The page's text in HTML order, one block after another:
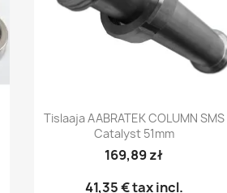
Pikakatselu
Tislaaja AABRATEK COLUMN SMS
Catalyst 51mm
169,89 zł
41,35 €tax incl.